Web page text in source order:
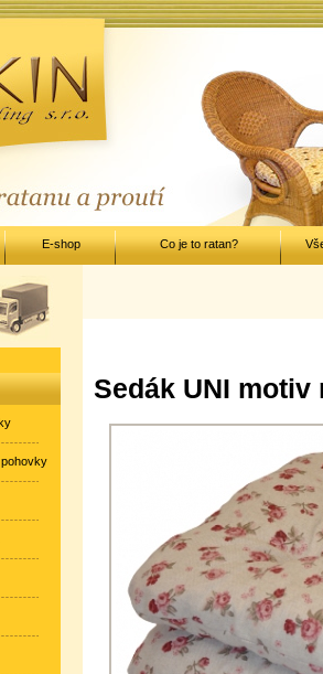
Sedák UNI motiv
E-shop Co je to ratan?